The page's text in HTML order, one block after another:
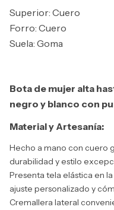
Superior: Cuero
Forro: Cuero
Suela: Goma
Bota de mujer alta
negro y blanco con
Material y Artesanía:
Hecho a mano con cuero
durabilidad y estilo
Presenta tela elástica en
ajuste personalizado y
Cremallera lateral